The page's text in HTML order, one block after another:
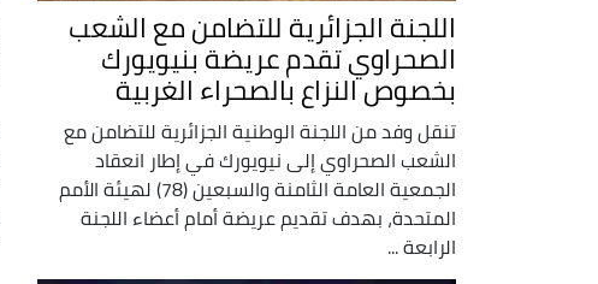
اللجنة الجزائرية للتضامن مع الشعب
الصحراوي تقدم عريضة بنيويورك
بخصوص النزاع بالصحراء الغربية
تنقل وفد من اللجنة الوطنية الجزائرية للتضامن مع
الشعب الصحراوي إلى نيويورك في إطار انعقاد
الجمعية العامة الثامنة والسبعين (78) لهيئة الأمم
المتحدة، بهدف تقديم عريضة أمام أعضاء اللجنة
الرابعة ...